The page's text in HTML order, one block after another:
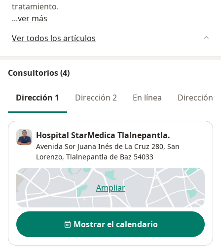
tratamiento.
...ver más
Ver todos los artículos
Consultorios (4)
Dirección 1 Dirección 2 En línea Dirección 3
Hospital StarMedica Tlalnepantla.
Avenida Sor Juana Inés de La Cruz 280, San
Lorenzo, Tlalnepantla de Baz 54033
Ampliarse abre en una nueva
Disponibilidad
Mostrar el calendario